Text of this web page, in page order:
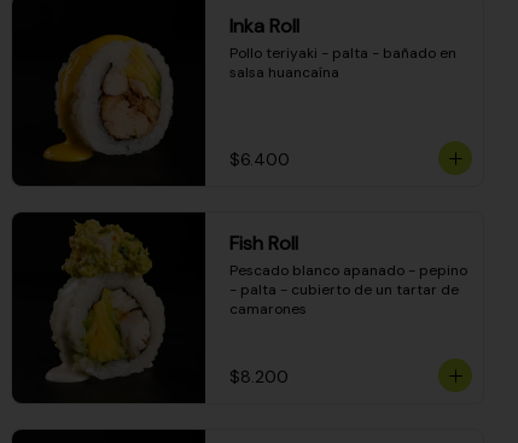
Inka Roll
Pollo teriyaki - palta - bañado en
salsa huancaína
$6.400
Fish Roll
Pescado blanco apanado - pepino
- palta - cubierto de un tartar de
camarones
$8.200